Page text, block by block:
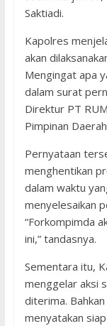
Saktiadi.
Kapolres
akan
Mengingat apa
dalam surat
Direktur PT
Pimpinan
Pernyataan
menghentikan
dalam waktu
menyelesaikan
“Forkompimda
ini,” tandasnya.
Sementara itu,
menggelar aksi
diterima.
menyatakan